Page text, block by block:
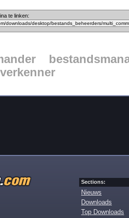
te linken:
verkenner
Sections:
Nieuws
Downloads
Top Downloads